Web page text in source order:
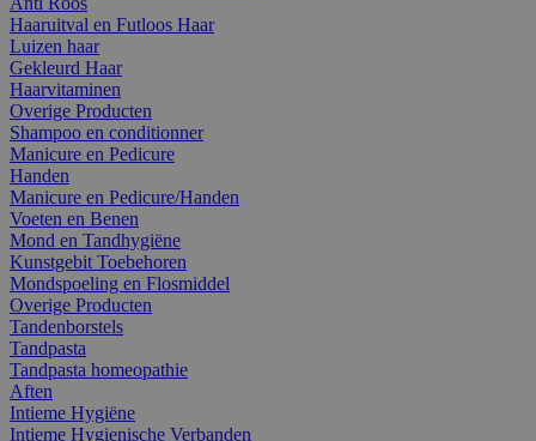
Haaruitval en Futloos Haar
Luizen haar
Gekleurd Haar
Haarvitaminen
Overige Producten
Shampoo en conditionner
Manicure en Pedicure
Handen
Manicure en Pedicure/Handen
Voeten en Benen
Mond en Tandhygiëne
Kunstgebit Toebehoren
Mondspoeling en Flosmiddel
Overige Producten
Tandenborstels
Tandpasta
Tandpasta homeopathie
Aften
Intieme Hygiëne
Intieme Hygienische Verbanden